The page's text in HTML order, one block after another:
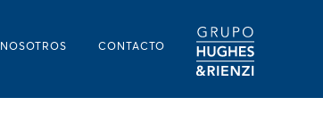
NOSOTROS CONTACTO